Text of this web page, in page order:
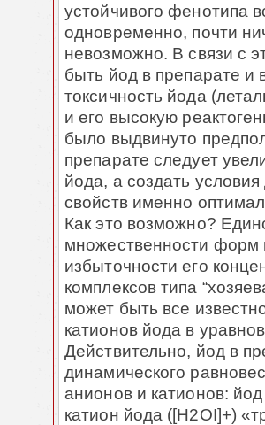
устойчивого фенотипа
одновременно, почти
невозможно. В связи с
быть йод в препарате и
токсичность йода
и его высокую
было выдвинуто
препарате следует
йода, а создать
свойств именно
Как это возможно?
множественности форм
избыточности его
комплексов типа
может быть все
катионов йода в
Действительно, йод в
динамического
анионов и катионов:
катион йода ([H2OI]+) «